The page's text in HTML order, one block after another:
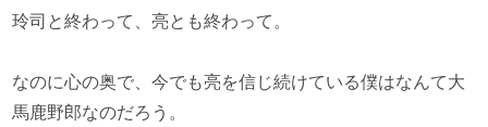
玲司と終わって、亮とも終わって。
なのに心の奥で、今でも亮を信じ続けている僕はなんて大
馬鹿野郎なのだろう。